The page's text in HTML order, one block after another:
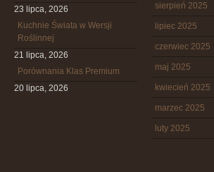
23 lipca, 2026
Kuchnie Świata w Wersji
Roślinnej
21 lipca, 2026
Porównania Klas Premium
20 lipca, 2026
sierpień 2025
lipiec 2025
czerwiec 2025
maj 2025
kwiecień 2025
marzec 2025
luty 2025